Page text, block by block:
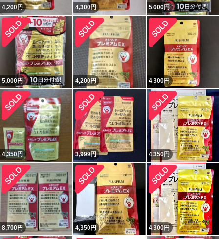
4,200円 4,300円 5,000円
5,000円 4,200円 4,300円
4,350円 3,999円 4,350円
8,700円 4,350円 4,300円